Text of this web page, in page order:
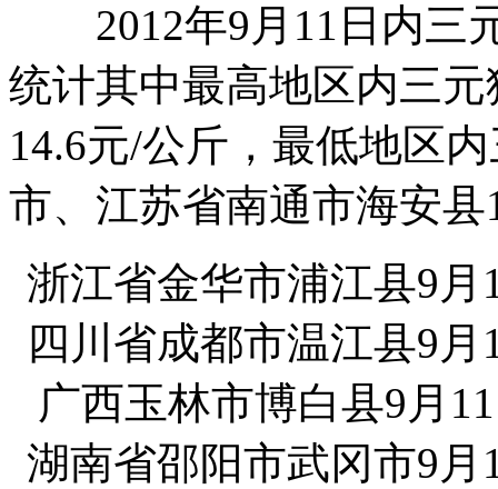
2012年9月11日内三
统计其中最高地区内三
14.6元/公斤，最低地区
市、江苏省南通市海安县
浙江省金华市浦江县9
四川省成都市温江县9
广西玉林市博白县9
湖南省邵阳市武冈市9